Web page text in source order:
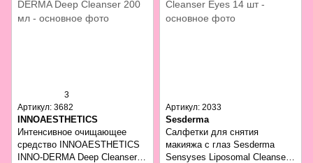
3
Артикул: 3682
INNOAESTHETICS
Интенсивное очищающее
средство INNOAESTHETICS
INNO-DERMA Deep Cleanser
Артикул: 2033
Sesderma
Салфетки для снятия
макияжа с глаз Sesderma
Sensyses Liposomal Cleanser